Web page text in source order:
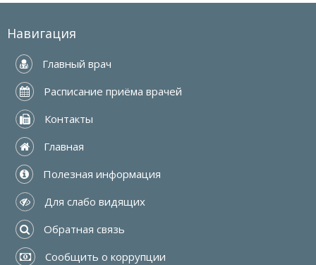
Навигация
Главный врач
Расписание приёма врачей
Контакты
Главная
Полезная информация
Для слабо видящих
Обратная связь
Сообщить о коррупции